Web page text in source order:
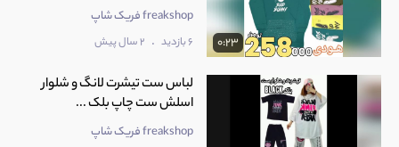
0:23
freakshop فریک شاپ
6 بازدید . 2 سال پیش
لباس ست تیشرت لانگ و شلوار
اسلش ست چاپ بلک ...
freakshop فریک شاپ